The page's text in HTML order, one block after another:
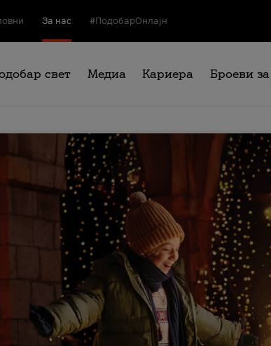
За нас #ПодобарОнлајн
свет Медиа Кариера Броеви